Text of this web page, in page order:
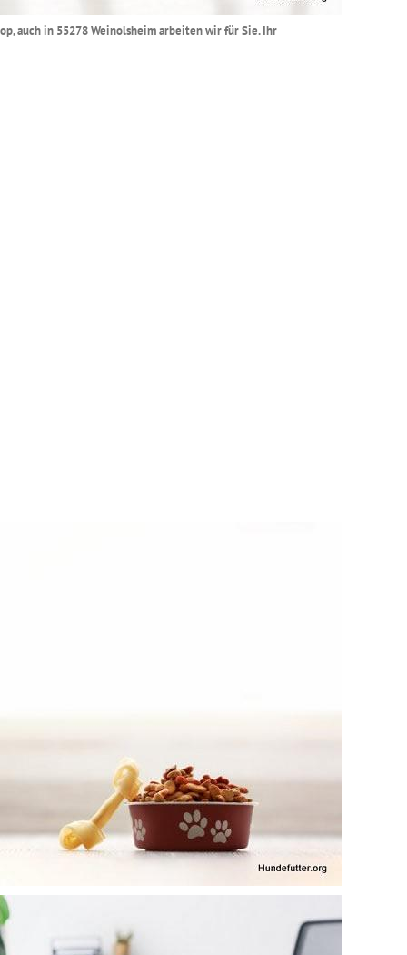
auch in 55278 Weinolsheim arbeiten wir für Sie. Ihr